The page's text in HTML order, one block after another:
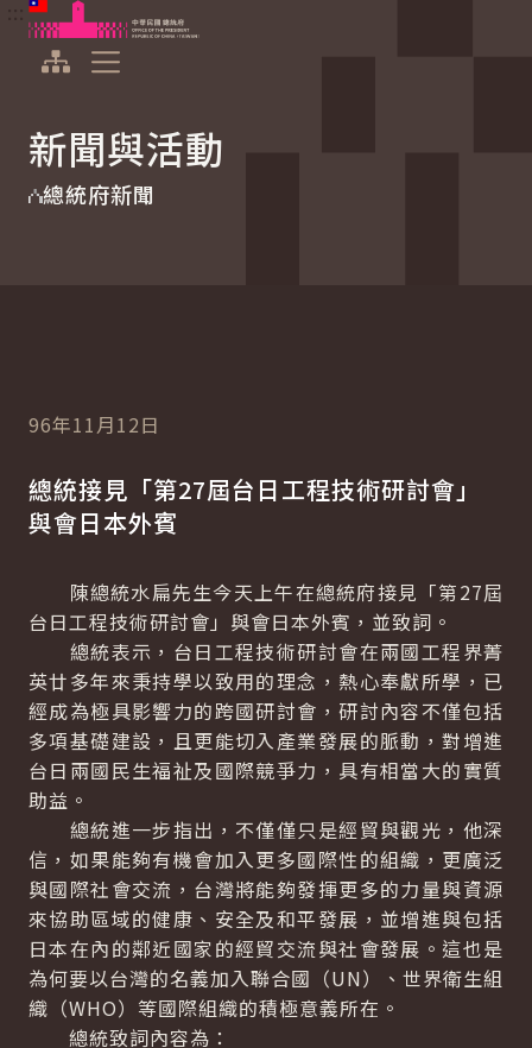
跳到主要內容
中華民國總統府
新聞與活動
總統府新聞
96年11月12日
總統接見「第27屆台日工程技術研討會」
與會日本外賓
陳總統水扁先生今天上午在總統府接見「第27屆
台日工程技術研討會」與會日本外賓，並致詞。
總統表示，台日工程技術研討會在兩國工程界菁
英廿多年來秉持學以致用的理念，熱心奉獻所學，已
經成為極具影響力的跨國研討會，研討內容不僅包括
多項基礎建設，且更能切入產業發展的脈動，對增進
台日兩國民生福祉及國際競爭力，具有相當大的實質
助益。
總統進一步指出，不僅僅只是經貿與觀光，他深
信，如果能夠有機會加入更多國際性的組織，更廣泛
與國際社會交流，台灣將能夠發揮更多的力量與資源
來協助區域的健康、安全及和平發展，並增進與包括
日本在內的鄰近國家的經貿交流與社會發展。這也是
為何要以台灣的名義加入聯合國（UN）、世界衛生組
織（WHO）等國際組織的積極意義所在。
總統致詞內容為：